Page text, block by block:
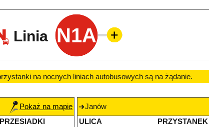
Linia N1A
na nocnych liniach autobusowych są na żądanie.
Pokaż na mapie
PRZESIADKI
Janów
ULICA
PRZYSTANEK